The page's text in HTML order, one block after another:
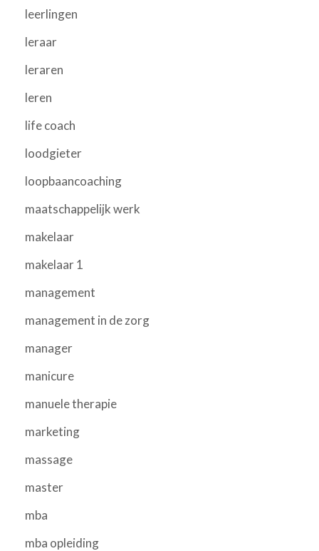
leerlingen
leraar
leraren
leren
life coach
loodgieter
loopbaancoaching
maatschappelijk werk
makelaar
makelaar 1
management
management in de zorg
manager
manicure
manuele therapie
marketing
massage
master
mba
mba opleiding